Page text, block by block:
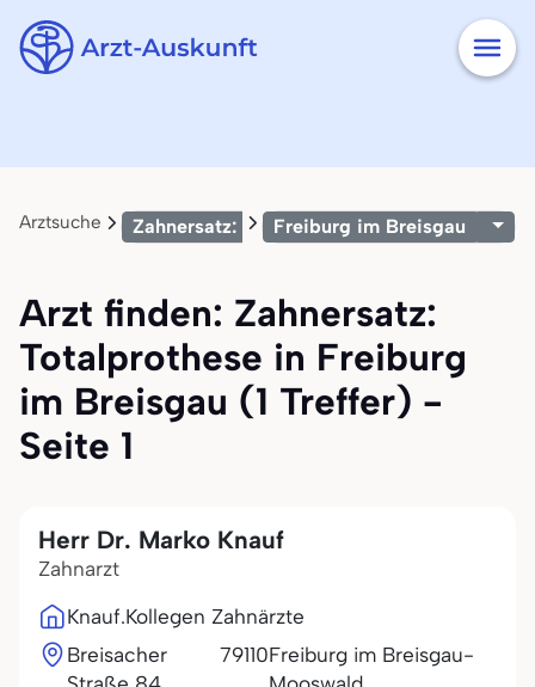
Arztsuche Zahnersatz: TotalprotheseFreiburg im Breisgau
Arzt finden: Zahnersatz:
Totalprothese in Freiburg
im Breisgau (1 Treffer) -
Seite 1
Herr Dr. Marko Knauf
Zahnarzt
Knauf.Kollegen Zahnärzte
Breisacher
79110Freiburg im Breisgau-